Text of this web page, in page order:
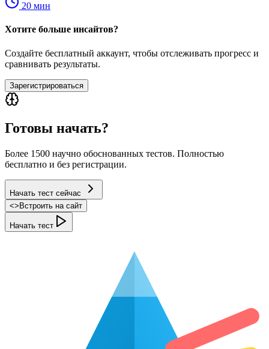
20 мин
Хотите больше инсайтов?
Создайте бесплатный аккаунт, чтобы отслеживать прогресс и
сравнивать результаты.
Зарегистрироваться
Готовы начать?
Более 1500 научно обоснованных тестов. Полностью
бесплатно и без регистрации.
Начать тест сейчас
<> Встроить на сайт
Начать тест